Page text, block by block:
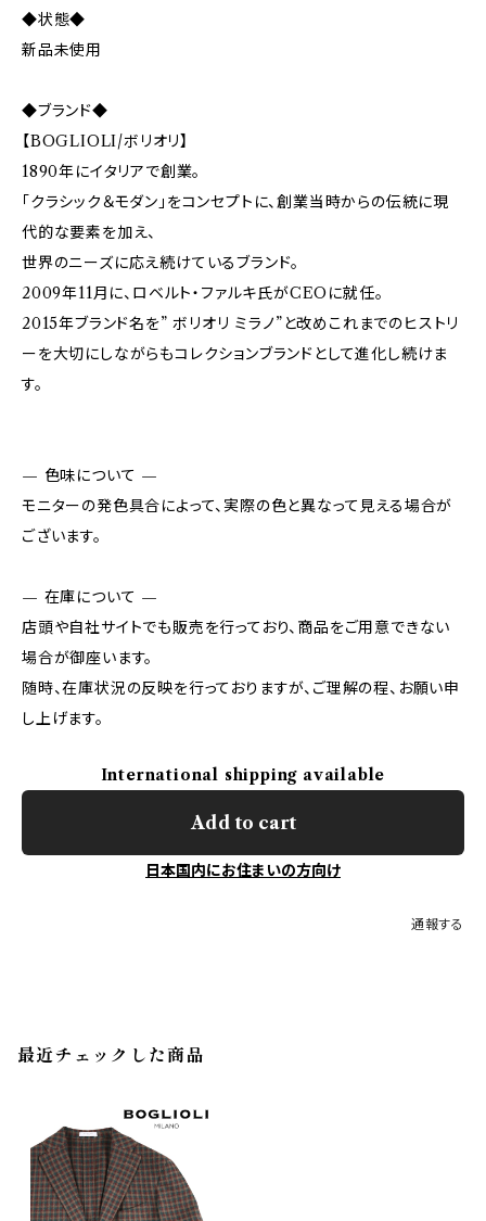
◆状態◆
新品未使用
◆ブランド◆
【BOGLIOLI/ボリオリ】
1890年にイタリアで創業。
「クラシック＆モダン」をコンセプトに、創業当時からの伝統に現
代的な要素を加え、
世界のニーズに応え続けているブランド。
2009年11月に、ロベルト・ファルキ氏がCEOに就任。
2015年ブランド名を” ボリオリ ミラノ”と改めこれまでのヒストリ
ーを大切にしながらもコレクションブランドとして進化し続けま
す。
— 色味について —
モニターの発色具合によって、実際の色と異なって見える場合が
ございます。
— 在庫について —
店頭や自社サイトでも販売を行っており、商品をご用意できない
場合が御座います。
随時、在庫状況の反映を行っておりますが、ご理解の程、お願い申
し上げます。
International shipping available
Add to cart
日本国内にお住まいの方向け
通報する
最近チェックした商品